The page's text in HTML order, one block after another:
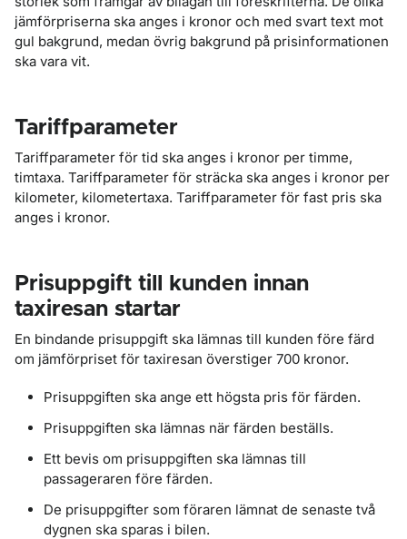
jämförpriserna ska anges i kronor och med svart text mot
gul bakgrund, medan övrig bakgrund på prisinformationen
ska vara vit.
Tariffparameter
Tariffparameter för tid ska anges i kronor per timme,
timtaxa. Tariffparameter för sträcka ska anges i kronor per
kilometer, kilometertaxa. Tariffparameter för fast pris ska
anges i kronor.
Prisuppgift till kunden innan
taxiresan startar
En bindande prisuppgift ska lämnas till kunden före färd
om jämförpriset för taxiresan överstiger 700 kronor.
Prisuppgiften ska ange ett högsta pris för färden.
Prisuppgiften ska lämnas när färden beställs.
Ett bevis om prisuppgiften ska lämnas till
passageraren före färden.
De prisuppgifter som föraren lämnat de senaste två
dygnen ska sparas i bilen.